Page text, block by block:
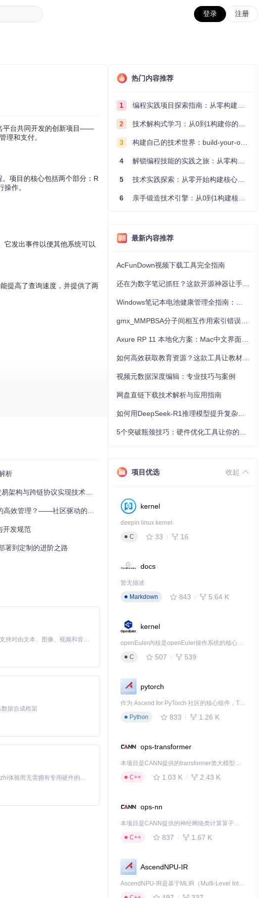
登录 注册
平台共同开发的创新项目——
理和支付。
项目的核心包括两个部分：R
作。
它发出事件以便其他系统可以
提高了查询速度，并提供了两
https://royaltyregistry.xyz
析
构与跨链协议实现技术解析
？——社区驱动的注册服务新范式
开发规范
署到定制的进阶之路
MiniMax H3 是一个通用的全模态生成系统。它支持对由文本、图像、视频和音频组成的多模态上下文进行统一理解，并能生成分辨率高达 2K、时长可达 15 秒的带原生立体声音频的视频。得益于面向任务泛化的系统设计，H3 在预训练阶段就已具备广泛的多模态上下文理解与生成能力，能够出色地执行复杂的多模态指令。
据合成框架
基于Python的Xiaozhi AI，适用于想要完整Xiaozhi体验而无需拥有专用硬件的用户。
热门内容推荐
1 编程实践项目探索指南：从零构建技术能力体系
2 技术解构式学习：从0到1构建你的编程知识体系
3 构建自己的技术世界：build-your-own-x项目的实践探索指南
4 解锁编程技能的实践之旅：从零构建你的技术世界
5 技术实践探索：从零开始构建核心系统的实践指南
6 亲手锻造技术引擎：从0到1构建核心系统的实践指南
最新内容推荐
AcFunDown视频下载工具完全指南
视频元数据深度编辑：专业技巧与案例
网盘直链下载技术解析与应用指南
项目优选 收起
kernel
deepin linux kernel
C
33 16
docs
暂无描述
Markdown
843 5.64 K
kernel
openEuler内核是openEuler操作系统的核心，既是系统性能与稳定性的基石，也是连接处理器、设备与服务的桥梁。
C
507 539
pytorch
作为 Ascend for PyTorch 社区的核心组件，TorchNPU 是昇腾专为 PyTorch 打造的深度学习适配插件，使 PyTorch 框架能够直接调用昇腾 NPU，为开发者提供昇腾 AI 处理器的超强算力。
Python
833 1.26 K
ops-transformer
本项目是CANN提供的transformer类大模型算子库，实现网络在NPU上加速计算。
C++
1.03 K 2.43 K
ops-nn
本项目是CANN提供的神经网络类计算算子库，实现网络在NPU上加速计算。
C++
837 1.67 K
AscendNPU-IR
AscendNPU-IR是基于MLIR（Multi-Level Intermediate Representation）构建的，面向昇腾亲和算子编译时使用的中间表示，提供昇腾完备表达能力，通过编译优化提升昇腾AI处理器计算效率，支持通过生态框架使能昇腾AI处理器与深度调优